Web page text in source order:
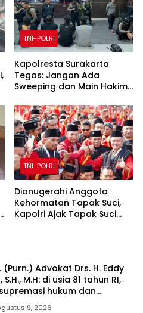
TNI-POLRI
Kapolresta Surakarta
Tegas: Jangan Ada
Sweeping dan Main Hakim
TNI-POLRI
Dianugerahi Anggota
Kehormatan Tapak Suci,
Kapolri Ajak Tapak Suci
(Purn.) Advokat Drs. H. Eddy
M.H: di usia 81 tahun RI,
hukum dan
seluruh rakyat Indonesia
9, 2026